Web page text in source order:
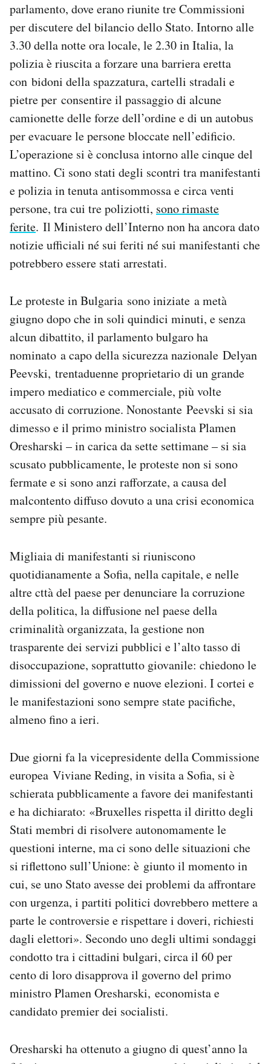
parlamento, dove erano riunite tre Commissioni
per discutere del bilancio dello Stato. Intorno alle
3.30 della notte ora locale, le 2.30 in Italia, la
polizia è riuscita a forzare una barriera eretta
con bidoni della spazzatura, cartelli stradali e
pietre per consentire il passaggio di alcune
camionette delle forze dell’ordine e di un autobus
per evacuare le persone bloccate nell’edificio.
L’operazione si è conclusa intorno alle cinque del
mattino. Ci sono stati degli scontri tra manifestanti
e polizia in tenuta antisommossa e circa venti
persone, tra cui tre poliziotti, sono rimaste
ferite. Il Ministero dell’Interno non ha ancora dato
notizie ufficiali né sui feriti né sui manifestanti che
potrebbero essere stati arrestati.
Le proteste in Bulgaria sono iniziate a metà
giugno dopo che in soli quindici minuti, e senza
alcun dibattito, il parlamento bulgaro ha
nominato a capo della sicurezza nazionale Delyan
Peevski, trentaduenne proprietario di un grande
impero mediatico e commerciale, più volte
accusato di corruzione. Nonostante Peevski si sia
dimesso e il primo ministro socialista Plamen
Oresharski – in carica da sette settimane – si sia
scusato pubblicamente, le proteste non si sono
fermate e si sono anzi rafforzate, a causa del
malcontento diffuso dovuto a una crisi economica
sempre più pesante.
Migliaia di manifestanti si riuniscono
quotidianamente a Sofia, nella capitale, e nelle
altre cttà del paese per denunciare la corruzione
della politica, la diffusione nel paese della
criminalità organizzata, la gestione non
trasparente dei servizi pubblici e l’alto tasso di
disoccupazione, soprattutto giovanile: chiedono le
dimissioni del governo e nuove elezioni. I cortei e
le manifestazioni sono sempre state pacifiche,
almeno fino a ieri.
Due giorni fa la vicepresidente della Commissione
europea Viviane Reding, in visita a Sofia, si è
schierata pubblicamente a favore dei manifestanti
e ha dichiarato: «Bruxelles rispetta il diritto degli
Stati membri di risolvere autonomamente le
questioni interne, ma ci sono delle situazioni che
si riflettono sull’Unione: è giunto il momento in
cui, se uno Stato avesse dei problemi da affrontare
con urgenza, i partiti politici dovrebbero mettere a
parte le controversie e rispettare i doveri, richiesti
dagli elettori». Secondo uno degli ultimi sondaggi
condotto tra i cittadini bulgari, circa il 60 per
cento di loro disapprova il governo del primo
ministro Plamen Oresharski, economista e
candidato premier dei socialisti.
Oresharski ha ottenuto a giugno di quest’anno la